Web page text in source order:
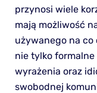
przynosi wiele
mają możliwość
używanego na co
nie tylko
wyrażenia oraz
swobodnej